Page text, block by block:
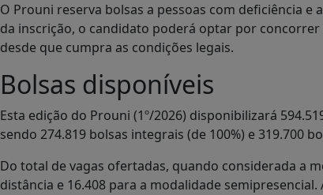
O Prouni reserva bolsas a pessoas com deficiência
da inscrição, o candidato poderá optar por
desde que cumpra as condições legais.
Bolsas disponíveis
Esta edição do Prouni (1º/2026) disponibilizará
sendo 274.819 bolsas integrais (de 100%) e 319.700
Do total de vagas ofertadas, quando considerada a
distância e 16.408 para a modalidade